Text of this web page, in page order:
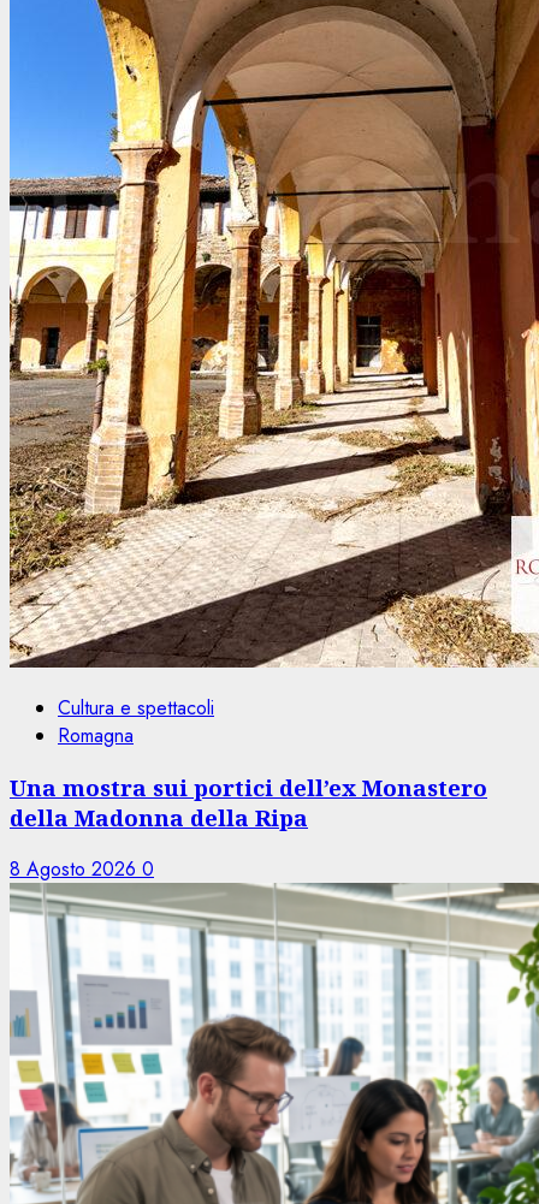
Cultura e spettacoli
Romagna
Una mostra sui portici dell’ex Monastero
della Madonna della Ripa
8 Agosto 2026 0